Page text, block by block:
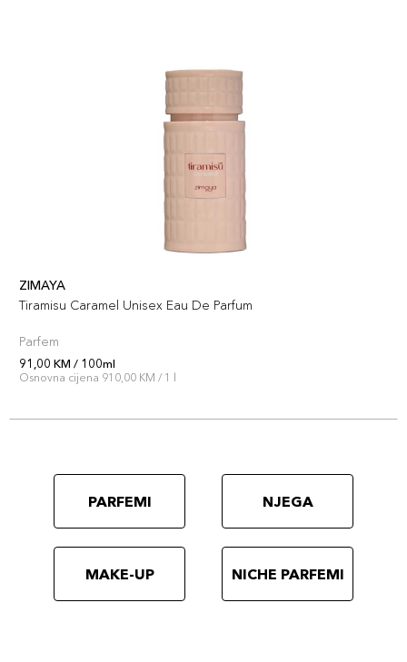
ZIMAYA
Tiramisu Caramel Unisex Eau De Parfum
Parfem
91,00 KM / 100ml
Osnovna cijena 910,00 KM / 1 l
PARFEMI NJEGA
MAKE-UP NICHE PARFEMI